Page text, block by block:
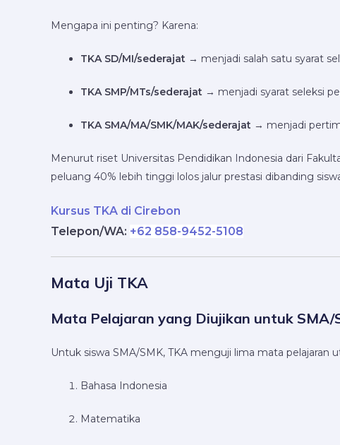
Mengapa ini penting? Karena:
TKA SD/MI/sederajat → menjadi salah satu syarat
TKA SMP/MTs/sederajat → menjadi syarat seleksi
TKA SMA/MA/SMK/MAK/sederajat → menjadi
Menurut riset Universitas Pendidikan Indonesia dari
peluang 40% lebih tinggi lolos jalur prestasi dibanding
Kursus TKA di Cirebon
Telepon/WA: +62 858-9452-5108
Mata Uji TKA
Mata Pelajaran yang Diujikan untuk SMA/
Untuk siswa SMA/SMK, TKA menguji lima mata pelajaran
Bahasa Indonesia
Matematika